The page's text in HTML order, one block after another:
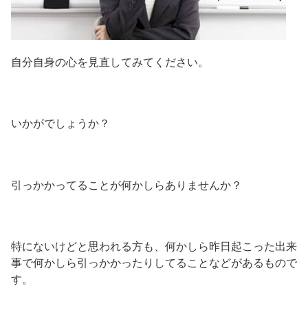
自分自身の心を見直してみてください。
いかがでしょうか？
引っかかってることが何かしらありませんか？
特にないけどと思われる方も、何かしら昨日起こった出来
事で何かしら引っかかったりしてることなどがあるもので
す。